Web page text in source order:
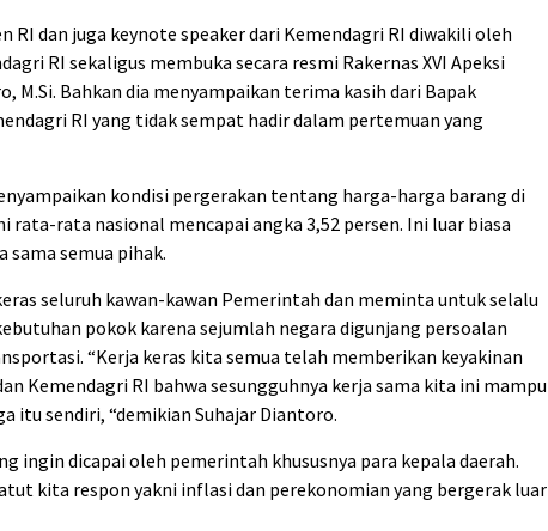
RI dan juga keynote speaker dari Kemendagri RI diwakili oleh
RI sekaligus membuka secara resmi Rakernas XVI Apeksi
M.Si. Bahkan dia menyampaikan terima kasih dari Bapak
RI yang tidak sempat hadir dalam pertemuan yang
kondisi pergerakan tentang harga-harga barang di
rata nasional mencapai angka 3,52 persen. Ini luar biasa
sama semua pihak.
seluruh kawan-kawan Pemerintah dan meminta untuk selalu
pokok karena sejumlah negara digunjang persoalan
“Kerja keras kita semua telah memberikan keyakinan
Kemendagri RI bahwa sesungguhnya kerja sama kita ini mampu
itu sendiri, “demikian Suhajar Diantoro.
ingin dicapai oleh pemerintah khususnya para kepala daerah.
kita respon yakni inflasi dan perekonomian yang bergerak luar